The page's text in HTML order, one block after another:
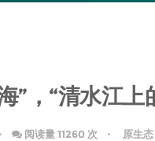
”，“清水江上
阅读量 11260 次 原生态